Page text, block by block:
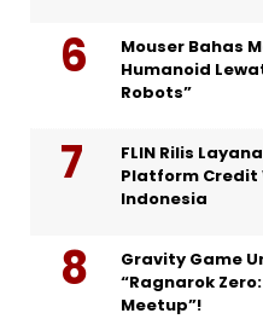
Mouser Bahas
Humanoid
Robots”
FLIN Rilis
Platform Credit
Indonesia
Gravity Game
“Ragnarok
Meetup”!